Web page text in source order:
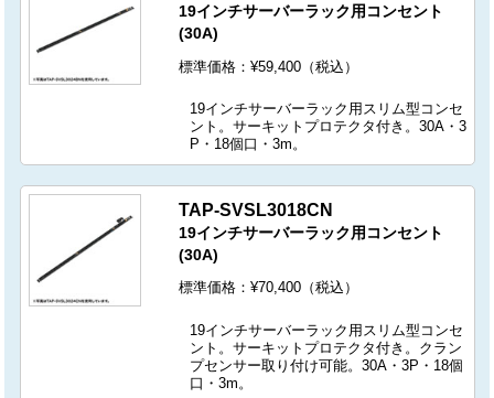
19インチサーバーラック用コンセント
(30A)
標準価格：¥59,400（税込）
19インチサーバーラック用スリム型コンセ
ント。サーキットプロテクタ付き。30A・3
P・18個口・3m。
TAP-SVSL3018CN
19インチサーバーラック用コンセント
(30A)
標準価格：¥70,400（税込）
19インチサーバーラック用スリム型コンセ
ント。サーキットプロテクタ付き。クラン
プセンサー取り付け可能。30A・3P・18個
口・3m。